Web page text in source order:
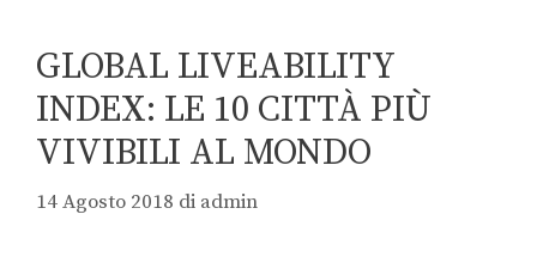
GLOBAL LIVEABILITY
INDEX: LE 10 CITTÀ PIÙ
VIVIBILI AL MONDO
14 Agosto 2018 di admin